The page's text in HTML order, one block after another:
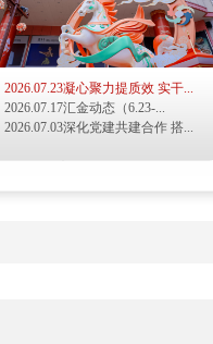
2026.07.23凝心聚力提质效 实干...
2026.07.17汇金动态（6.23-...
2026.07.03深化党建共建合作 搭...